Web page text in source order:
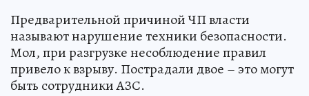
Предварительной причиной ЧП власти
называют нарушение техники безопасности.
Мол, при разгрузке несоблюдение правил
привело к взрыву. Пострадали двое – это могут
быть сотрудники АЗС.